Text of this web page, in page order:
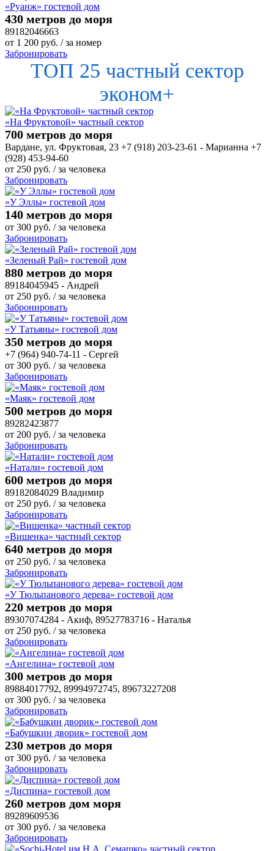
«Руанж» гостевой дом
430 метров до моря
89182046663
от 1 200 руб. / за номер
Забронировать
ТОП 25 частный сектор
эконом+
«На Фруктовой» частный сектор
700 метров до моря
Вардане, ул. Фруктовая, 23 +7 (918) 203-23-61 - Марианна +7
(928) 453-94-60
от 250 руб. / за человека
Забронировать
«У Эллы» гостевой дом
140 метров до моря
от 300 руб. / за человека
Забронировать
«Зеленый Рай» гостевой дом
880 метров до моря
89184045945 - Андрей
от 250 руб. / за человека
Забронировать
«У Татьяны» гостевой дом
350 метров до моря
+7 (964) 940-74-11 - Сергей
от 300 руб. / за человека
Забронировать
«Маяк» гостевой дом
500 метров до моря
89282423877
от 200 руб. / за человека
Забронировать
«Натали» гостевой дом
600 метров до моря
89182084029 Владимир
от 250 руб. / за человека
Забронировать
«Вишенка» частный сектор
640 метров до моря
от 250 руб. / за человека
Забронировать
«У Тюльпанового дерева» гостевой дом
220 метров до моря
89307074284 - Акиф, 89527783716 - Наталья
от 250 руб. / за человека
Забронировать
«Ангелина» гостевой дом
300 метров до моря
89884017792, 89994972745, 89673227208
от 300 руб. / за человека
Забронировать
«Бабушкин дворик» гостевой дом
230 метров до моря
от 300 руб. / за человека
Забронировать
«Диспина» гостевой дом
260 метров дом моря
89289609536
от 300 руб. / за человека
Забронировать